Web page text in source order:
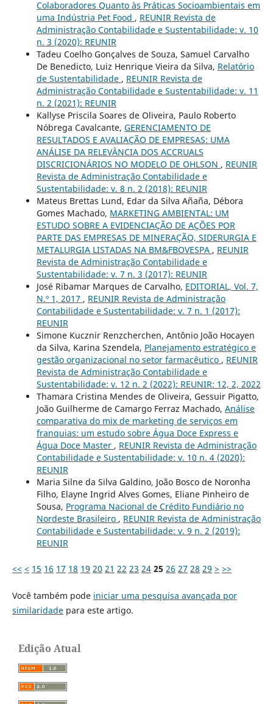
Colaboradores Quanto às Práticas Socioambientais em
uma Indústria Pet Food , REUNIR Revista de
Administração Contabilidade e Sustentabilidade: v. 10
n. 3 (2020): REUNIR
Tadeu Coelho Gonçalves de Souza, Samuel Carvalho
De Benedicto, Luiz Henrique Vieira da Silva, Relatório
de Sustentabilidade , REUNIR Revista de
Administração Contabilidade e Sustentabilidade: v. 11
n. 2 (2021): REUNIR
Kallyse Priscila Soares de Oliveira, Paulo Roberto
Nóbrega Cavalcante, GERENCIAMENTO DE
RESULTADOS E AVALIAÇÃO DE EMPRESAS: UMA
ANÁLISE DA RELEVÂNCIA DOS ACCRUALS
DISCRICIONÁRIOS NO MODELO DE OHLSON , REUNIR
Revista de Administração Contabilidade e
Sustentabilidade: v. 8 n. 2 (2018): REUNIR
Mateus Brettas Lund, Edar da Silva Añaña, Débora
Gomes Machado, MARKETING AMBIENTAL: UM
ESTUDO SOBRE A EVIDENCIAÇÃO DE AÇÕES POR
PARTE DAS EMPRESAS DE MINERAÇÃO, SIDERURGIA E
METALURGIA LISTADAS NA BM&FBOVESPA , REUNIR
Revista de Administração Contabilidade e
Sustentabilidade: v. 7 n. 3 (2017): REUNIR
José Ribamar Marques de Carvalho, EDITORIAL, Vol. 7,
N.º 1, 2017 , REUNIR Revista de Administração
Contabilidade e Sustentabilidade: v. 7 n. 1 (2017):
REUNIR
Simone Kucznir Renzcherchen, Antônio João Hocayen
da Silva, Karina Szendela, Planejamento estratégico e
gestão organizacional no setor farmacêutico , REUNIR
Revista de Administração Contabilidade e
Sustentabilidade: v. 12 n. 2 (2022): REUNIR: 12, 2, 2022
Thamara Cristina Mendes de Oliveira, Gessuir Pigatto,
João Guilherme de Camargo Ferraz Machado, Análise
comparativa do mix de marketing de serviços em
franquias: um estudo sobre Água Doce Express e
Água Doce Master , REUNIR Revista de Administração
Contabilidade e Sustentabilidade: v. 10 n. 4 (2020):
REUNIR
Maria Silne da Silva Galdino, João Bosco de Noronha
Filho, Elayne Ingrid Alves Gomes, Eliane Pinheiro de
Sousa, Programa Nacional de Crédito Fundiário no
Nordeste Brasileiro , REUNIR Revista de Administração
Contabilidade e Sustentabilidade: v. 9 n. 2 (2019):
REUNIR
<< < 15 16 17 18 19 20 21 22 23 24 25 26 27 28 29 > >>
Você também pode iniciar uma pesquisa avançada por
similaridadepara este artigo.
Edição Atual